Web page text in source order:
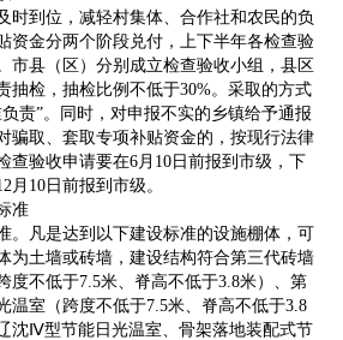
到位，减轻村集体、合作社和农民的负
资金分两个阶段兑付，上下半年各检查验
市县（区）分别成立检查验收小组，县区
抽检，抽检比例不低于30%。采取的方式
责”。同时，对申报不实的乡镇给予通报
骗取、套取专项补贴资金的，按现行法律
查验收申请要在6月10日前报到市级，下
月10日前报到市级。
准
凡是达到以下建设标准的设施棚体，可
为土墙或砖墙，建设结构符合第三代砖墙
度不低于7.5米、脊高不低于3.8米）、第
温室（跨度不低于7.5米、脊高不低于3.8
沈Ⅳ型节能日光温室、骨架落地装配式节